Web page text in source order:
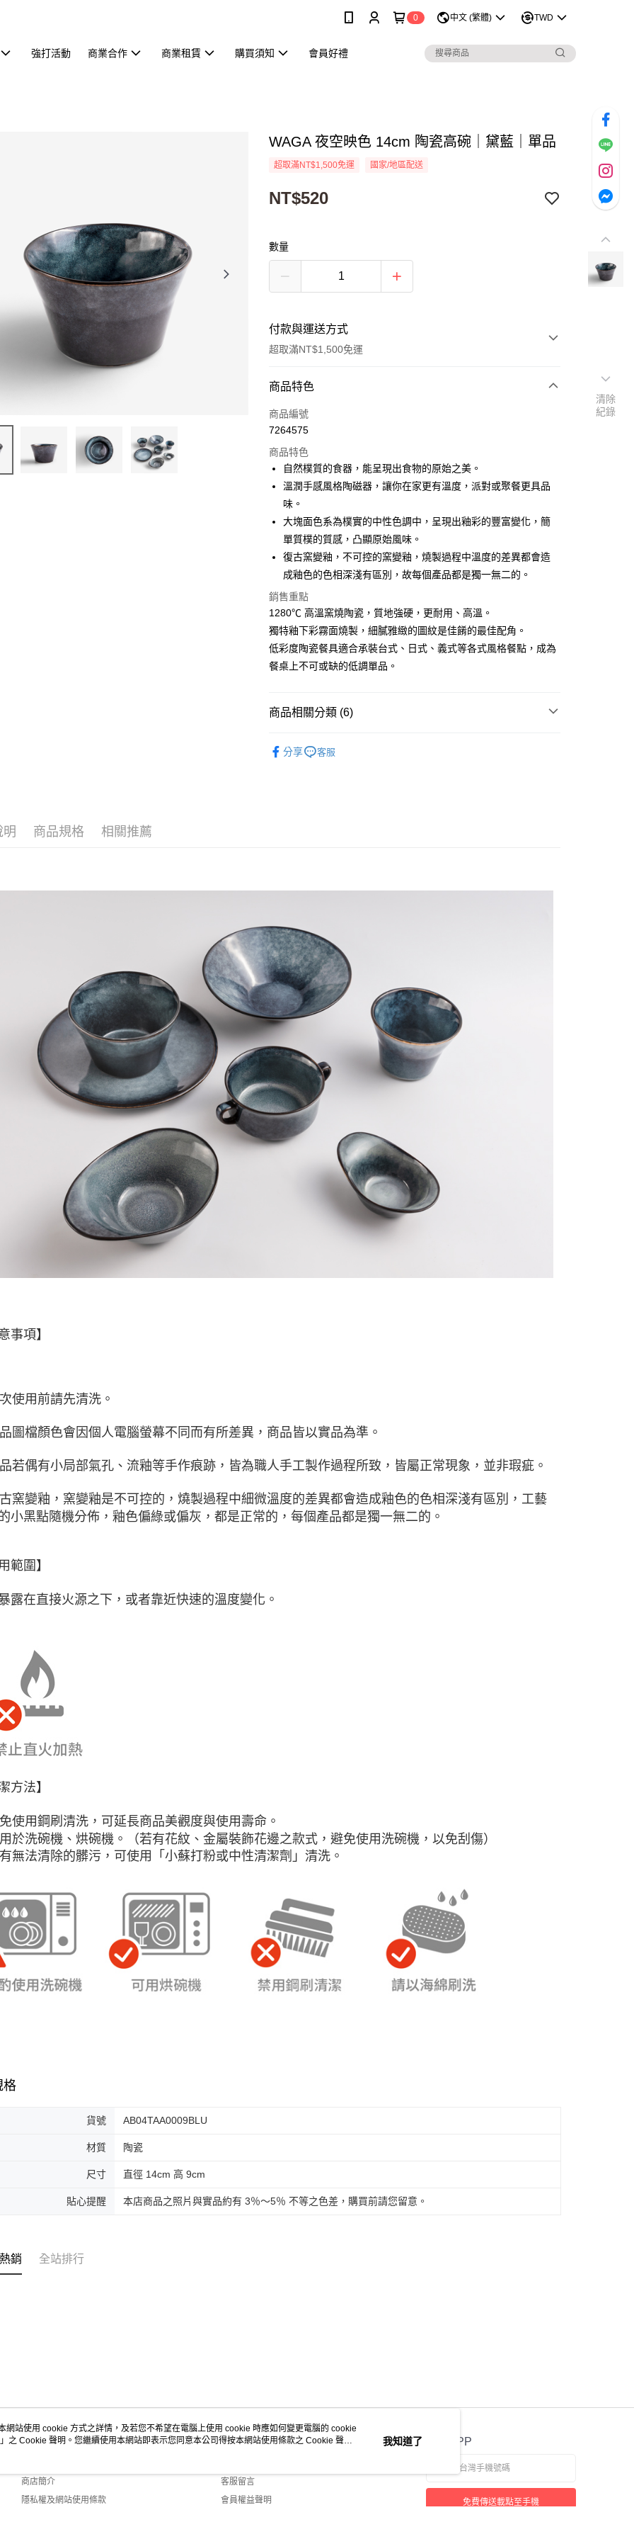
0 中文 (繁體) TWD
強打活動 商業合作 商業租賃 購買須知 會員好禮
WAGA 夜空映色 14cm 陶瓷高碗｜黛藍｜單品
超取滿NT$1,500免運 國家/地區配送
NT$520
數量
付款與運送方式
超取滿NT$1,500免運
付款方式
信用卡一次付款
Apple Pay
街口支付
悠遊付
AFTEE先享後付
相關說明
【關於「AFTEE先享後付」】
便利好安心！
１．簡單：不需註冊會員、不需綁卡、不需儲值。
２．便利：只要手機號碼，簡訊認證，即可結帳。
３．安心：先確認商品／服務後，再付款。
【「AFTEE先享後付」結帳流程】
３．收到繳費通知簡訊後14天內，點擊此簡訊中的連結，可透過四大超商
絡購買商品的店家。未經商家同意取消之訂單仍視為有效，需透過AFTEE
https://aftee.tw/terms/#terms3
任。
４．使用「AFTEE先享後付」時，將依據個別帳號之用戶狀況，依本公司
即時審查核予不同之上限額度；若仍有額度不足之情形，本公司將視審查
結果請求用戶進行身份認證。
５．嚴禁一人註冊多個帳號或使用他人資訊註冊。若發現惡意使用之情
形，恩沛科技股份有限公司將有權停止該用戶之使用額度並採取法律行
動。
運送方式
全家取貨付款
每筆NT$60，滿NT$1,500(含以上)免運費
宅配
商品特色
商品編號
7264575
商品特色
自然樸質的食器，能呈現出食物的原始之美。
溫潤手感風格陶磁器，讓你在家更有溫度，派對或聚餐更具品
味。
大塊面色系為樸實的中性色調中，呈現出釉彩的豐富變化，簡
單質樸的質感，凸顯原始風味。
復古窯變釉，不可控的窯變釉，燒製過程中溫度的差異都會造
成釉色的色相深淺有區別，故每個產品都是獨一無二的。
銷售重點
1280℃ 高溫窯燒陶瓷，質地強硬，更耐用、高溫。
獨特釉下彩霧面燒製，細膩雅緻的圖紋是佳餚的最佳配角。
低彩度陶瓷餐具適合承裝台式、日式、義式等各式風格餐點，成為
餐桌上不可或缺的低調單品。
商品相關分類 (6)
分享 客服
明 商品規格 相關推薦
事項】
使用前請先清洗。
圖檔顏色會因個人電腦螢幕不同而有所差異，商品皆以實品為準。
若偶有小局部氣孔、流釉等手作痕跡，皆為職人手工製作過程所致，皆屬正常現象，並非瑕疵。
窯變釉，窯變釉是不可控的 ，燒製過程中細微溫度的差異都會造成釉色的色相深淺有區別，工藝
小黑點隨機分佈，釉色偏綠或偏灰，都是正常的，每個產品都是獨一無二的。
範圍】
露在直接火源之下，或者靠近快速的溫度變化。
方法】
使用鋼刷清洗，可延長商品美觀度與使用壽命。
於洗碗機、烘碗機。（若有花紋、金屬裝飾花邊之款式，避免使用洗碗機，以免刮傷）
無法清除的髒污，可使用「小蘇打粉或中性清潔劑」清洗。
格
貨號 AB04TAA0009BLU
材質 陶瓷
尺寸 直徑 14cm 高 9cm
貼心提醒 本店商品之照片與實品約有 3％～5％ 不等之色差，購買前請您留意。
銷 全站排行
關於我們
商店簡介
隱私權及網站使用條款
客服資訊
客服留言
會員權益聲明
官方APP
免費傳送載點至手機
清除
紀錄
網站使用 cookie 方式之詳情，及若您不希望在電腦上使用 cookie 時應如何變更電腦的 cookie
」之 Cookie 聲明。您繼續使用本網站即表示您同意本公司得按本網站使用條款之 Cookie 聲明
我知道了